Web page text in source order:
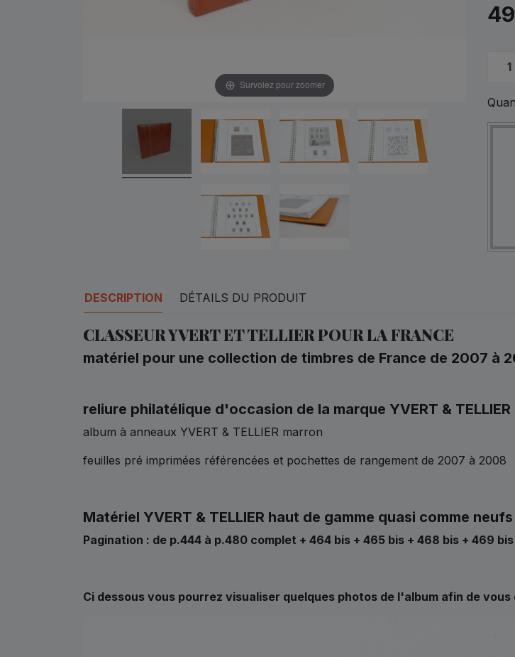
Survolez pour zoomer
DESCRIPTION DÉTAILS DU PRODUIT
CLASSEUR YVERT ET TELLIER POUR LA FRANCE
matériel pour une collection de timbres de France de 2007 à
reliure philatélique d'occasion de la marque YVERT & TELLIER
album à anneaux YVERT & TELLIER marron
feuilles pré imprimées référencées et pochettes de rangement de 2007 à 2008
Matériel YVERT & TELLIER haut de gamme quasi comme neufs
Pagination : de p.444 à p.480 complet + 464 bis + 465 bis + 468 bis + 469
Ci dessous vous pourrez visualiser quelques photos de l'album afin de